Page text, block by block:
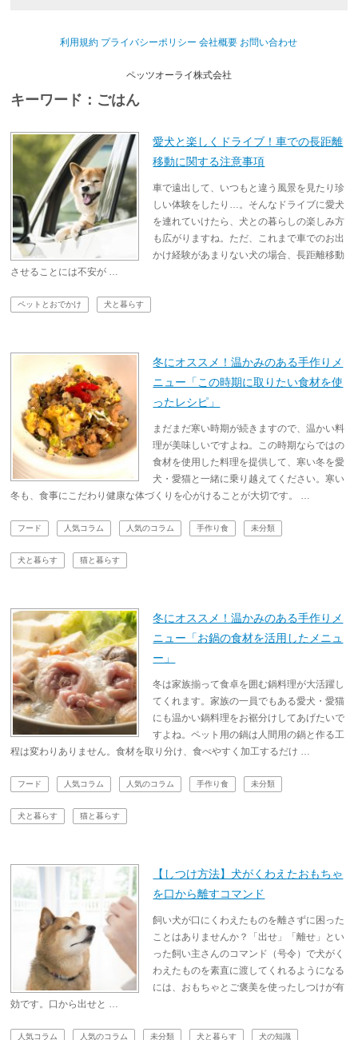
利用規約 プライバシーポリシー 会社概要 お問い合わせ
ペッツオーライ株式会社
キーワード：ごはん
愛犬と楽しくドライブ！車での長距離
移動に関する注意事項
車で遠出して、いつもと違う風景を見たり珍
しい体験をしたり…。そんなドライブに愛犬
を連れていけたら、犬との暮らしの楽しみ方
も広がりますね。ただ、これまで車でのお出
かけ経験があまりない犬の場合、長距離移動
させることには不安が …
ペットとおでかけ 犬と暮らす
冬にオススメ！温かみのある手作りメ
ニュー「この時期に取りたい食材を使
ったレシピ」
まだまだ寒い時期が続きますので、温かい料
理が美味しいですよね。この時期ならではの
食材を使用した料理を提供して、寒い冬を愛
犬・愛猫と一緒に乗り越えてください。寒い
冬も、食事にこだわり健康な体づくりを心がけることが大切です。 …
フード 人気コラム 人気のコラム 手作り食 未分類
犬と暮らす 猫と暮らす
冬にオススメ！温かみのある手作りメ
ニュー「お鍋の食材を活用したメニュ
ー」
冬は家族揃って食卓を囲む鍋料理が大活躍し
てくれます。家族の一員でもある愛犬・愛猫
にも温かい鍋料理をお裾分けしてあげたいで
すよね。ペット用の鍋は人間用の鍋と作る工
程は変わりありません。食材を取り分け、食べやすく加工するだけ …
フード 人気コラム 人気のコラム 手作り食 未分類
犬と暮らす 猫と暮らす
【しつけ方法】犬がくわえたおもちゃ
を口から離すコマンド
飼い犬が口にくわえたものを離さずに困った
ことはありませんか？「出せ」「離せ」とい
った飼い主さんのコマンド（号令）で犬がく
わえたものを素直に渡してくれるようになる
には、おもちゃとご褒美を使ったしつけが有
効です。口から出せと …
人気コラム 人気のコラム 未分類 犬と暮らす 犬の知識